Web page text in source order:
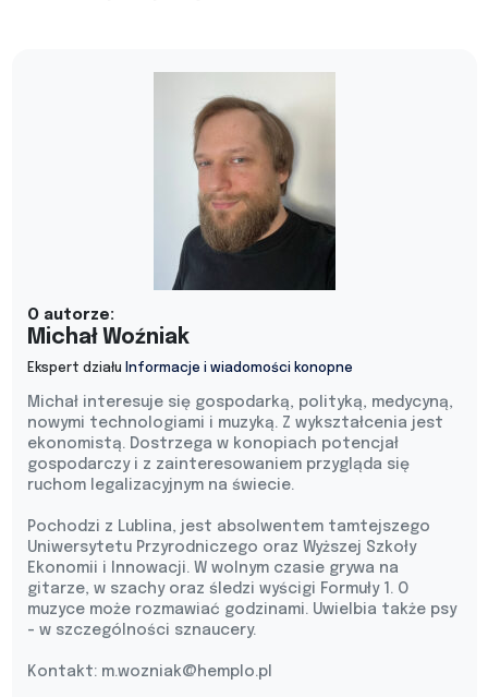
O autorze:
Michał Woźniak
Ekspert działu Informacje i wiadomości konopne
Michał interesuje się gospodarką, polityką, medycyną,
nowymi technologiami i muzyką. Z wykształcenia jest
ekonomistą. Dostrzega w konopiach potencjał
gospodarczy i z zainteresowaniem przygląda się
ruchom legalizacyjnym na świecie.
Pochodzi z Lublina, jest absolwentem tamtejszego
Uniwersytetu Przyrodniczego oraz Wyższej Szkoły
Ekonomii i Innowacji. W wolnym czasie grywa na
gitarze, w szachy oraz śledzi wyścigi Formuły 1. O
muzyce może rozmawiać godzinami. Uwielbia także psy
- w szczególności sznaucery.
Kontakt: m.wozniak@hemplo.pl